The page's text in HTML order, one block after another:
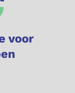
voor